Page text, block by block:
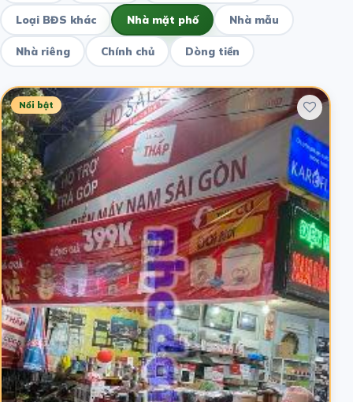
Loại BĐS khác Nhà mặt phố Nhà mẫu
Nhà riêng Chính chủ Dòng tiền
Nổi bật